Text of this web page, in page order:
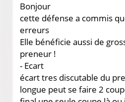
Bonjour
cette défense a commis
erreurs
Elle bénéficie aussi de
preneur !
- Ecart
écart tres discutable du
longue peut se faire 2